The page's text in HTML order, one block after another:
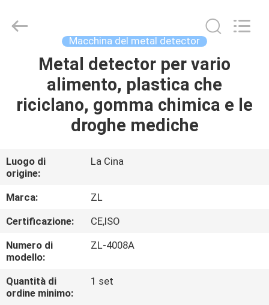
CASA
PRODOTTI
CIRCA
NOI
GIRO
DELLA
FABBRICA
Instrument
Technology
Macchina del metal detector
Metal detector per vario
alimento, plastica che
riciclano, gomma chimica e le
droghe mediche
Luogo di
origine:
La Cina
Marca:
ZL
Certificazione:
CE,ISO
Numero di
modello:
ZL-4008A
Quantità di
ordine minimo:
1 set